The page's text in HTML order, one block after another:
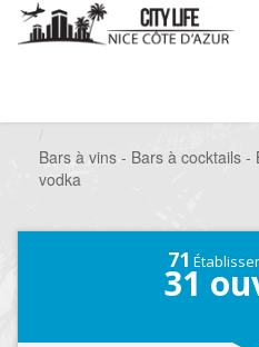
Bars à vins - Bars à cocktails
vodka
71
31